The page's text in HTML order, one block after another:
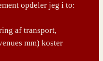
opdeler jeg i to:
af transport,
mm) koster